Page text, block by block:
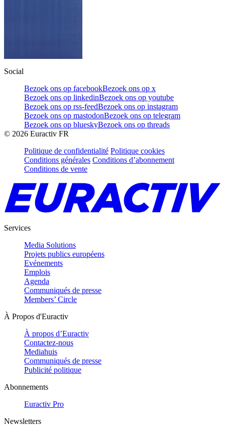
Social
Bezoek ons op facebookBezoek ons op x
Bezoek ons op linkedinBezoek ons op youtube
Bezoek ons op rss-feedBezoek ons op instagram
Bezoek ons op mastodonBezoek ons op telegram
Bezoek ons op blueskyBezoek ons op threads
© 2026 Euractiv FR
Politique de confidentialité Politique cookies
Conditions générales Conditions d’abonnement
Conditions de vente
Services
Media Solutions
Projets publics européens
Evénements
Emplois
Agenda
Communiqués de presse
Members’ Circle
À Propos d'Euractiv
À propos d’Euractiv
Contactez-nous
Mediahuis
Communiqués de presse
Publicité politique
Abonnements
Euractiv Pro
Newsletters